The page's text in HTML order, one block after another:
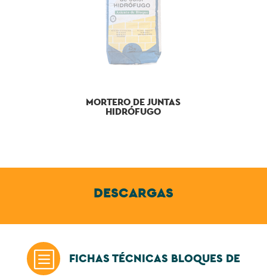
MORTERO DE JUNTAS
HIDRÓFUGO
DESCARGAS
b FICHAS TÉCNICAS BLOQUES DE